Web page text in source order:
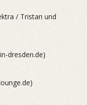
/ Tristan und
dresden.de)